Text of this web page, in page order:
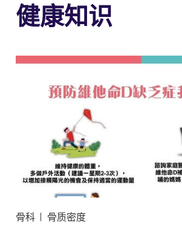
健康知识
骨科 骨质密度